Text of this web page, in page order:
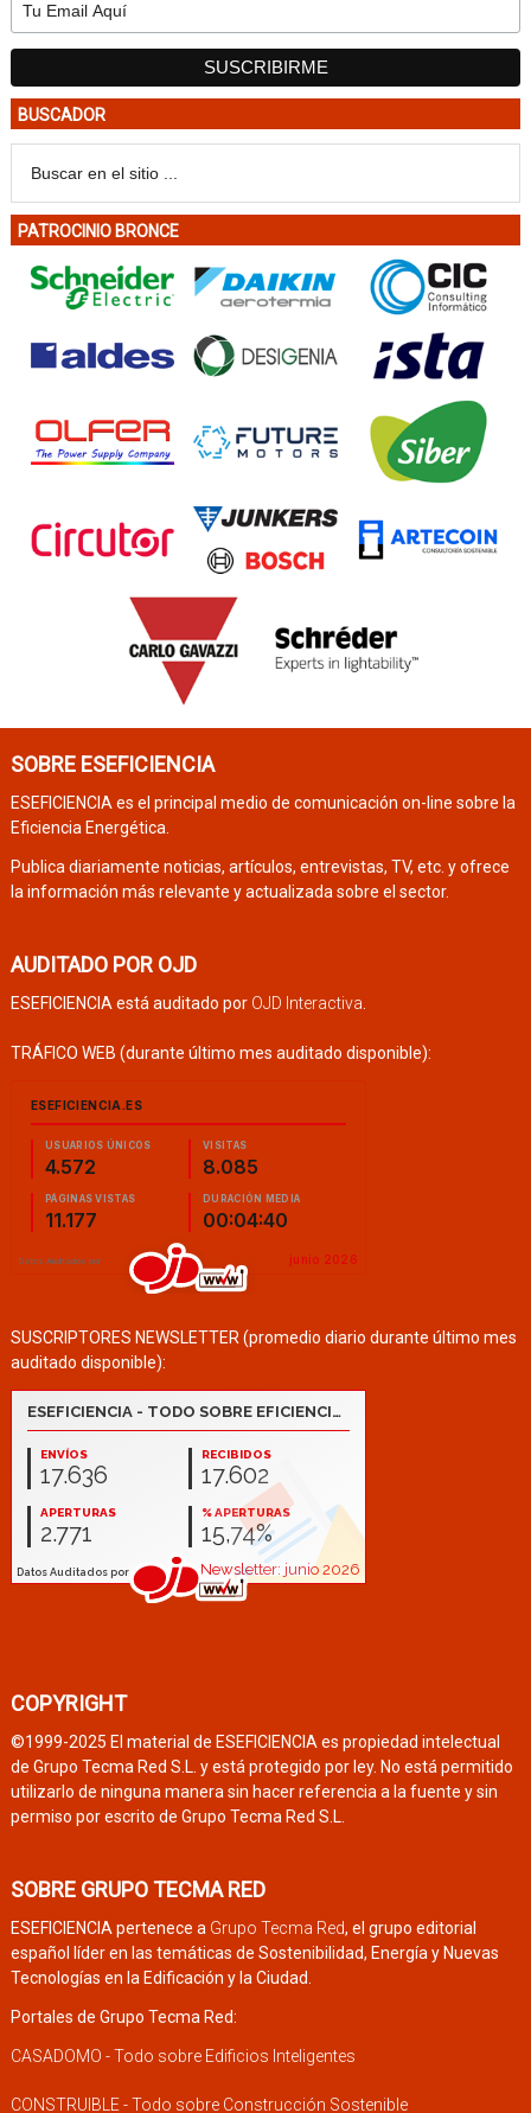
BUSCADOR
PATROCINIO BRONCE
SOBRE ESEFICIENCIA
ESEFICIENCIA es el principal medio de comunicación on-line sobre la
Eficiencia Energética.
Publica diariamente noticias, artículos, entrevistas, TV, etc. y ofrece
la información más relevante y actualizada sobre el sector.
AUDITADO POR OJD
ESEFICIENCIA está auditado por OJD Interactiva.
TRÁFICO WEB (durante último mes auditado disponible):
SUSCRIPTORES NEWSLETTER (promedio diario durante último mes
auditado disponible):
COPYRIGHT
©1999-2025 El material de ESEFICIENCIA es propiedad intelectual
de Grupo Tecma Red S.L. y está protegido por ley. No está permitido
utilizarlo de ninguna manera sin hacer referencia a la fuente y sin
permiso por escrito de Grupo Tecma Red S.L.
SOBRE GRUPO TECMA RED
ESEFICIENCIA pertenece a Grupo Tecma Red, el grupo editorial
español líder en las temáticas de Sostenibilidad, Energía y Nuevas
Tecnologías en la Edificación y la Ciudad.
Portales de Grupo Tecma Red:
CASADOMO - Todo sobre Edificios Inteligentes
CONSTRUIBLE - Todo sobre Construcción Sostenible